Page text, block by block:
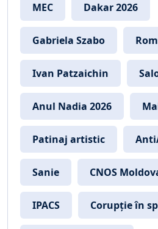
MEC Dakar 2026
Gabriela Szabo
Ivan Patzaichin
Anul Nadia 2026
Patinaj artistic
Sanie CNOS
IPACS Corupție în